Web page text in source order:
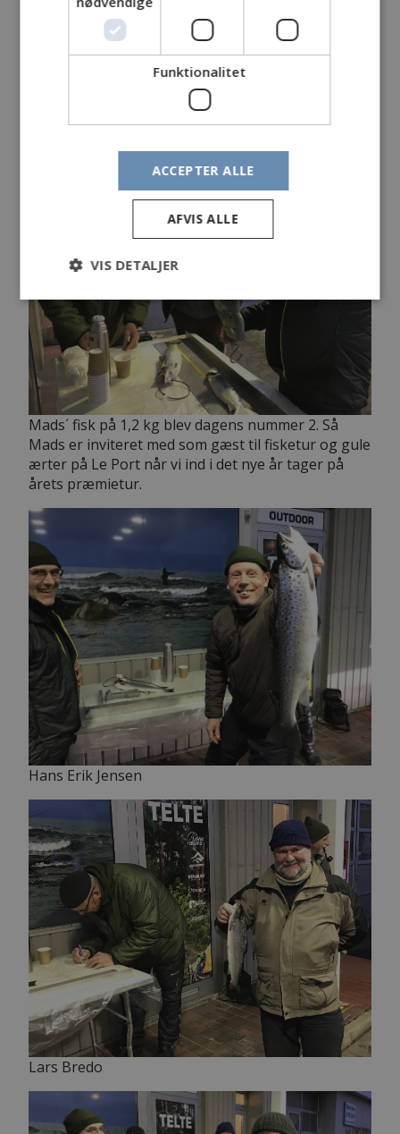
Vejeholdet lagde selv stærkt ud. Jesper og Tommy
med et bundt fisk fra sydkysten.
Sydkysten stod for de 14 ud af 17 fisk på dagen.
Mads var mødt tidligt frem med 2 fisk.
Så seks fisk på disken fra tre mand til en start.
Mads´ fisk på 1,2 kg blev dagens nummer 2. Så
Mads er inviteret med som gæst til fisketur og gule
ærter på Le Port når vi ind i det nye år tager på
årets præmietur.
Hans Erik Jensen
Lars Bredo
Funktionalitet
ACCEPTER ALLE
AFVIS ALLE
VIS DETALJER